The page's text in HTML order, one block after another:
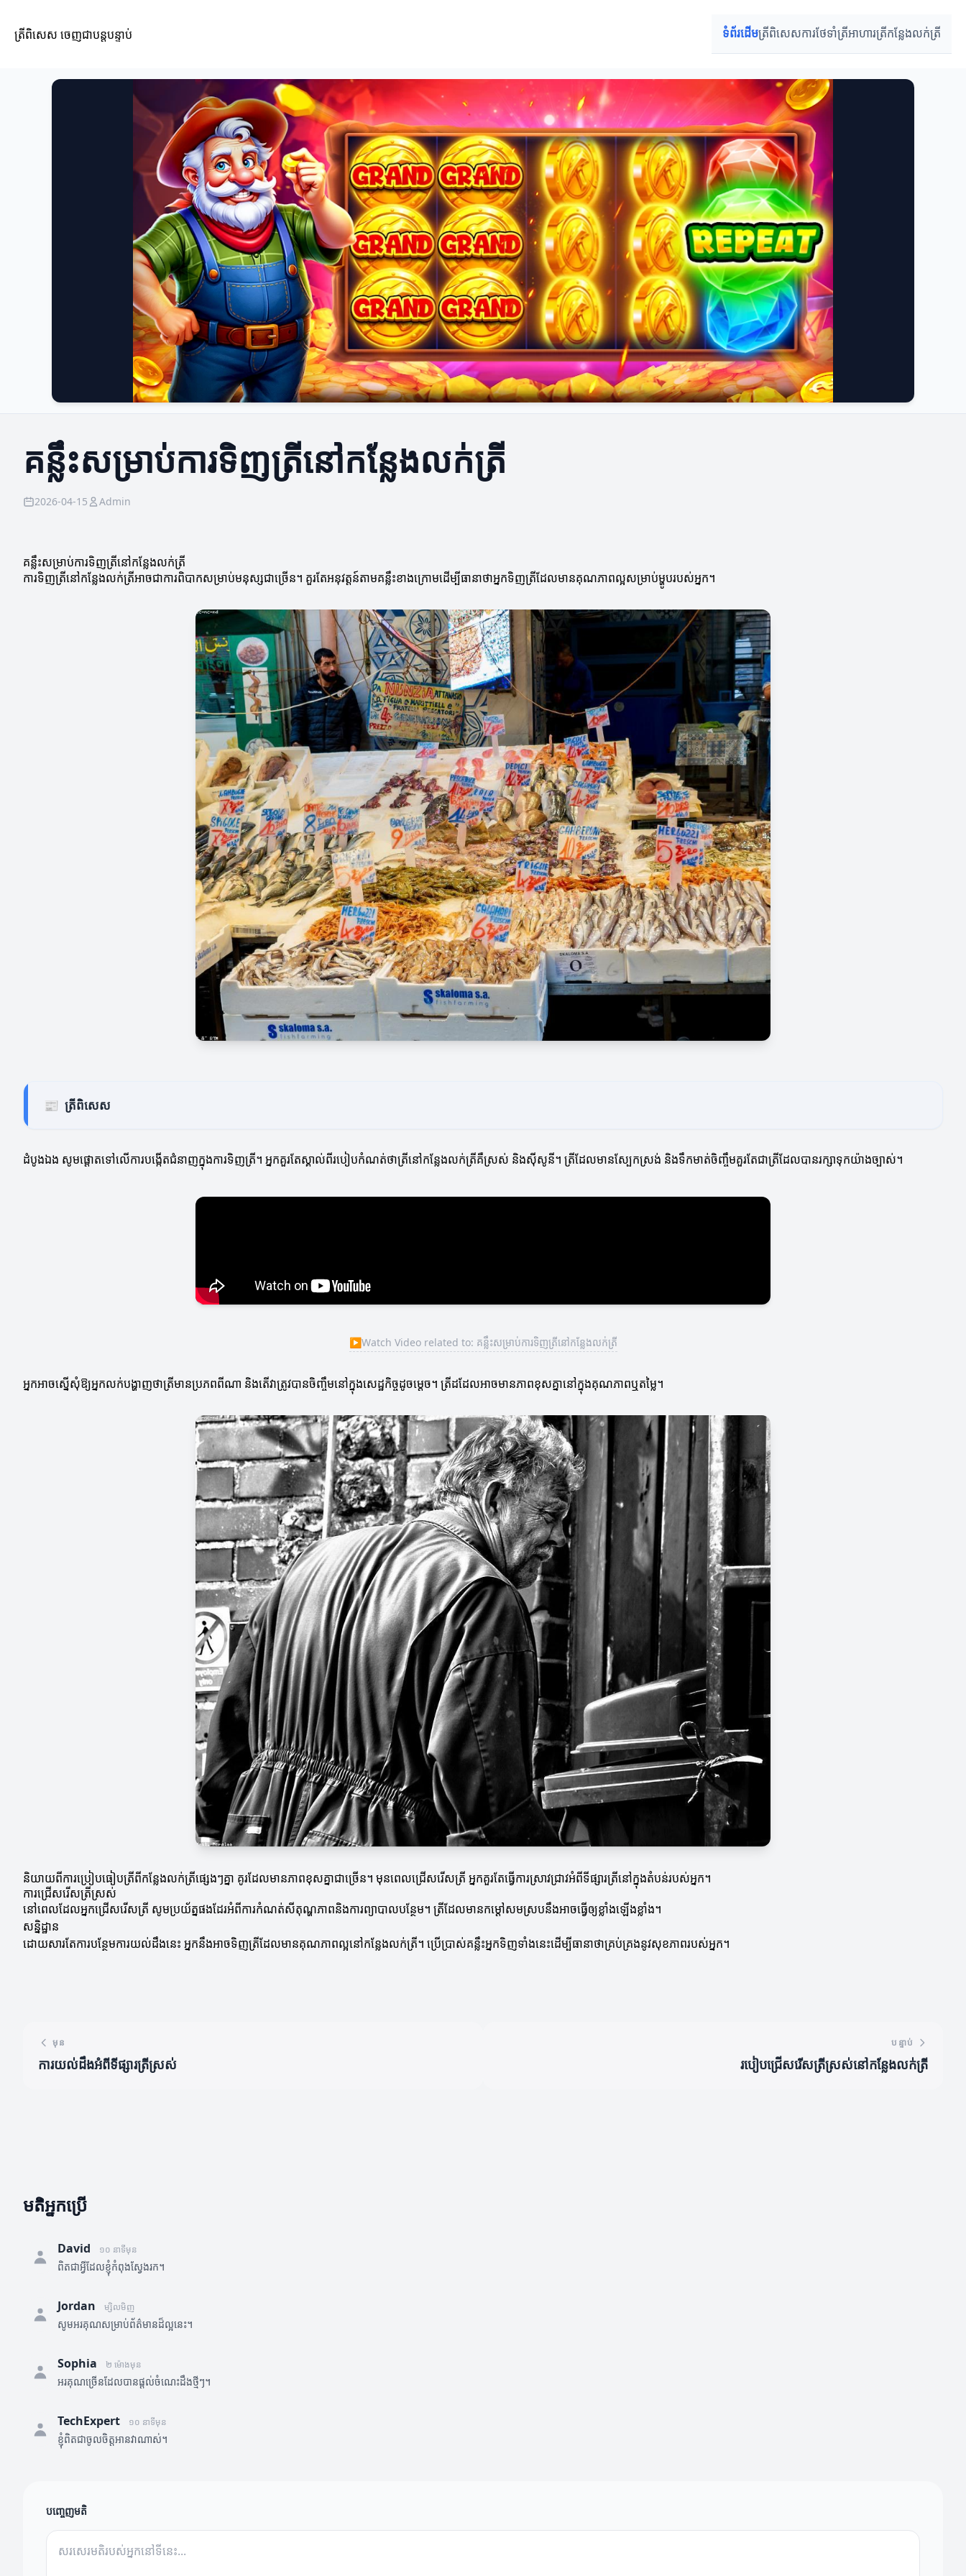
ត្រីពិសេស ចេញជាបន្តបន្ទាប់ ទំព័រដើមត្រីពិសេសការថែទាំត្រីអាហារត្រីកន្លែងលក់ត្រី
គន្លឹះសម្រាប់ការទិញត្រីនៅកន្លែងលក់ត្រី
2026-04-15 Admin
គន្លឹះសម្រាប់ការទិញត្រីនៅកន្លែងលក់ត្រី
ការទិញត្រីនៅកន្លែងលក់ត្រីអាចជាការពិបាកសម្រាប់មនុស្សជាច្រើន។ គួរតែអនុវត្តន៍តាមគន្លឹះខាងក្រោមដើម្បីធានាថាអ្នកទិញត្រីដែលមានគុណភាពល្អសម្រាប់ម្ហូបរបស់អ្នក។
📰 ត្រីពិសេស
ដំបូងឯង សូមផ្តោតទៅលើការបង្កើតជំនាញក្នុងការទិញត្រី។ អ្នកគួរតែស្គាល់ពីរបៀបកំណត់ថាត្រីនៅកន្លែងលក់ត្រីគឺស្រស់ និងសុីសូនី។ ត្រីដែលមានស្បែកស្រង់ និងទឹកមាត់ចិញ្ចឹមគួរតែជាត្រីដែលបានរក្សាទុកយ៉ាងច្បាស់។
▶Watch Video related to: គន្លឹះសម្រាប់ការទិញត្រីនៅកន្លែងលក់ត្រី
អ្នកអាចស្នើសុំឱ្យអ្នកលក់បង្ហាញថាត្រីមានប្រភពពីណា និងតើវាត្រូវបានចិញ្ចឹមនៅក្នុងសេដ្ឋកិច្ចដូចម្តេច។ ត្រីដដែលអាចមានភាពខុសគ្នានៅក្នុងគុណភាពឬតម្លៃ។
និយាយពីការប្រៀបធៀបត្រីពីកន្លែងលក់ត្រីផ្សេងៗគ្នា គូរដែលមានភាពខុសគ្នាជាច្រើន។ មុនពេលជ្រើសរើសត្រី អ្នកគួរតែធ្វើការស្រាវជ្រាវអំពីទីផ្សារត្រីនៅក្នុងតំបន់របស់អ្នក។
ការជ្រើសរើសត្រីស្រស់
នៅពេលដែលអ្នកជ្រើសរើសត្រី សូមប្រយ័ត្នផងដែរអំពីការកំណត់សីតុណ្ហភាពនិងការព្យាបាលបន្ថែម។ ត្រីដែលមានកម្តៅសមស្របនឹងអាចធ្វើឲ្យខ្លាំងឡើងខ្លាំង។
សន្និដ្ឋាន
ដោយសារតែការបន្ថែមការយល់ដឹងនេះ អ្នកនឹងអាចទិញត្រីដែលមានគុណភាពល្អនៅកន្លែងលក់ត្រី។ ប្រើប្រាស់គន្លឹះអ្នកទិញទាំងនេះដើម្បីធានាថាគ្រប់គ្រងនូវសុខភាពរបស់អ្នក។
មុន
ការយល់ដឹងអំពីទីផ្សារត្រីស្រស់
បន្ទាប់
របៀបជ្រើសរើសត្រីស្រស់នៅកន្លែងលក់ត្រី
មតិអ្នកប្រើ
David ១០ នាទីមុន
ពិតជាអ្វីដែលខ្ញុំកំពុងស្វែងរក។
Jordan ម្សិលមិញ
សូមអរគុណសម្រាប់ព័ត៌មានដ៏ល្អនេះ។
Sophia ២ ម៉ោងមុន
អរគុណច្រើនដែលបានផ្តល់ចំណេះដឹងថ្មីៗ។
TechExpert ១០ នាទីមុន
ខ្ញុំពិតជាចូលចិត្តអានវាណាស់។
បញ្ចេញមតិ